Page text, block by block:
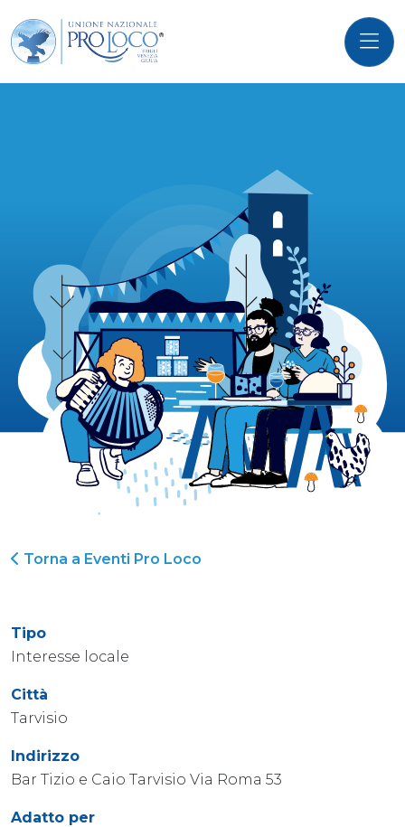
Torna a Eventi Pro Loco
Tipo
Interesse locale
Città
Tarvisio
Indirizzo
Bar Tizio e Caio Tarvisio Via Roma 53
Adatto per